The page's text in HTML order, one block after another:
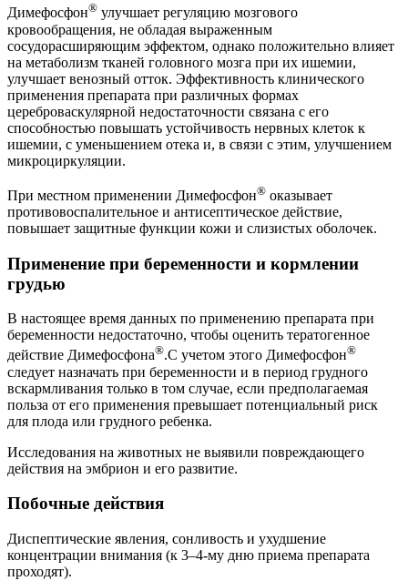
Димефосфон® улучшает регуляцию мозгового
кровообращения, не обладая выраженным
сосудорасширяющим эффектом, однако положительно влияет
на метаболизм тканей головного мозга при их ишемии,
улучшает венозный отток. Эффективность клинического
применения препарата при различных формах
цереброваскулярной недостаточности связана с его
способностью повышать устойчивость нервных клеток к
ишемии, с уменьшением отека и, в связи с этим, улучшением
микроциркуляции.
При местном применении Димефосфон® оказывает
противовоспалительное и антисептическое действие,
повышает защитные функции кожи и слизистых оболочек.
Применение при беременности и кормлении
грудью
В настоящее время данных по применению препарата при
беременности недостаточно, чтобы оценить тератогенное
действие Димефосфона®.С учетом этого Димефосфон®
следует назначать при беременности и в период грудного
вскармливания только в том случае, если предполагаемая
польза от его применения превышает потенциальный риск
для плода или грудного ребенка.
Исследования на животных не выявили повреждающего
действия на эмбрион и его развитие.
Побочные действия
Диспептические явления, сонливость и ухудшение
концентрации внимания (к 3–4-му дню приема препарата
проходят).